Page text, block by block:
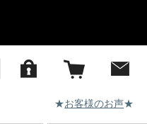
★お客様のお声★